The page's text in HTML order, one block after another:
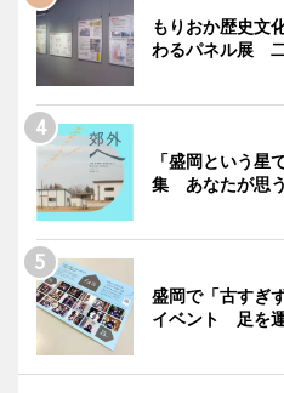
もりおか歴史文
わるパネル展
「盛岡という星
集 あなたが思
盛岡で「古すぎ
イベント 足を